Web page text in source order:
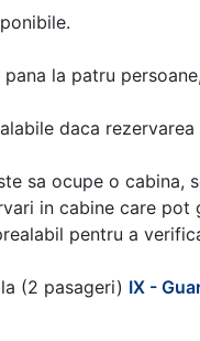
la patru
daca
sa ocupe o cabina,
in cabine care pot
pentru a
(2 pasageri) IX -